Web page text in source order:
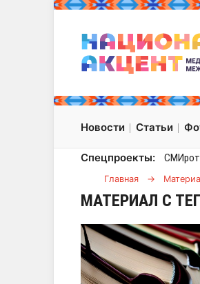
Новости Статьи
Спецпроекты:
Главная →
МАТЕРИАЛ С